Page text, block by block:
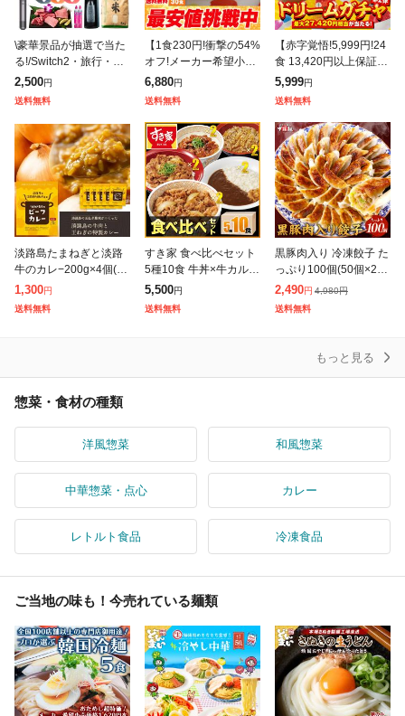
\豪華景品が抽選で当た
る!/Switch2・旅行・
米・和牛・ReFa・Dys
on・Apple Watch・Air
2,500円
送料無料
【1食230円!衝撃の54%
オフ!メーカー希望小売
価格15,000円→6,880
円】 牛めしの具(プレミ
6,880円
送料無料
【赤字覚悟!5,999円!24
食 13,420円以上保証!】
松屋 新春 ドリームガチ
ャ 福袋 2026 最大27,42
5,999円
送料無料
淡路島たまねぎと淡路
牛のカレ−200g×4個(中
辛)メール便 送料無料
今井ファーム 国産 安心
1,300円
送料無料
すき家 食べ比べセット
5種10食 牛丼×牛カルビ
丼×豚生姜焼き丼×炭火
やきとり丼×横濱カレー
5,500円
送料無料
黒豚肉入り 冷凍餃子 た
っぷり100個(50個×2
袋) 1.7kg 食べ放題! ギ
ョウザ ぎょうざ 中華 e
2,490円 4,980円
送料無料
もっと見る
惣菜・食材の種類
洋風惣菜 和風惣菜
中華惣菜・点心 カレー
レトルト食品 冷凍食品
ご当地の味も！今売れている麺類